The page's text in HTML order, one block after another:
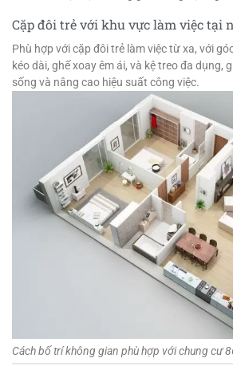
Cặp đôi trẻ với khu vực làm việc tại
Phù hợp với cặp đôi trẻ làm việc từ xa, với
kéo dài, ghế xoay êm ái, và kệ treo đa dụng,
sống và nâng cao hiệu suất công việc.
Cách bố trí không gian phù hợp với chung cư